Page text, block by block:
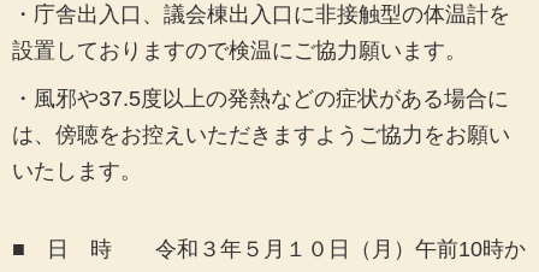
・庁舎出入口、議会棟出入口に非接触型の体温計を
設置しておりますので検温にご協力願います。
・風邪や37.5度以上の発熱などの症状がある場合に
は、傍聴をお控えいただきますようご協力をお願い
いたします。
■ 日 時 令和３年５月１０日（月）午前10時か